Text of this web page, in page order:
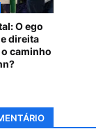
O ego
direita
caminho